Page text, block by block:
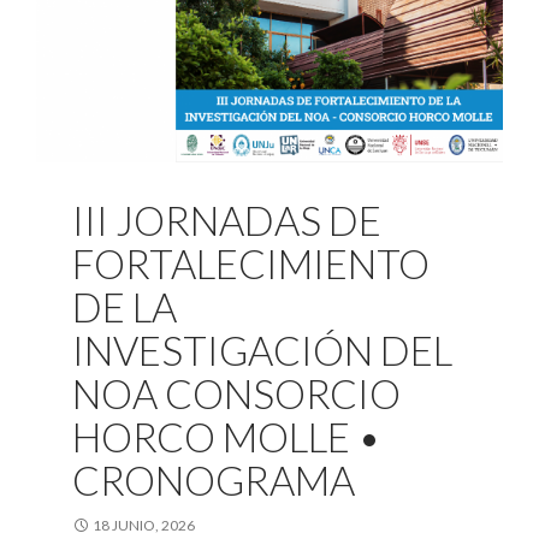
III JORNADAS DE
FORTALECIMIENTO
DE LA
INVESTIGACIÓN DEL
NOA CONSORCIO
HORCO MOLLE •
CRONOGRAMA
18 JUNIO, 2026